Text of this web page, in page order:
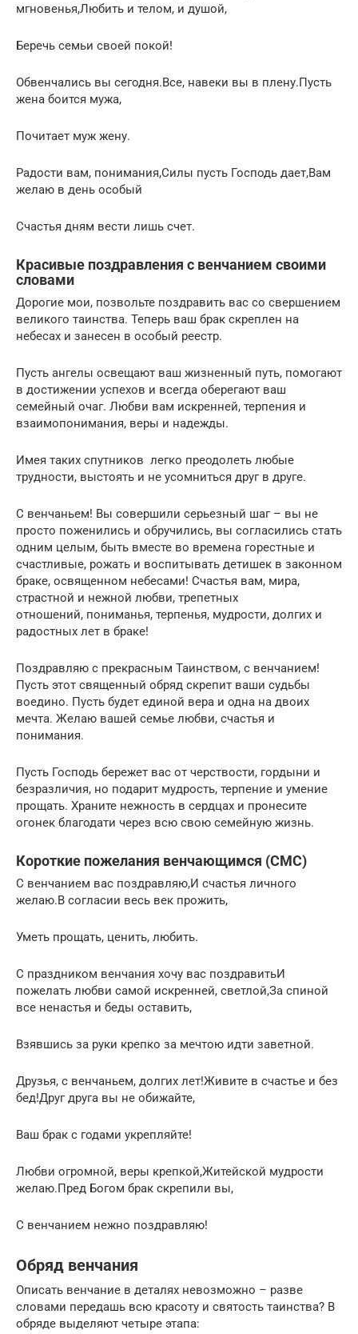
мгновенья,Любить и телом, и душой,
Беречь семьи своей покой!
Обвенчались вы сегодня.Все, навеки вы в плену.Пусть
жена боится мужа,
Почитает муж жену.
Радости вам, понимания,Силы пусть Господь дает,Вам
желаю в день особый
Счастья дням вести лишь счет.
Красивые поздравления с венчанием своими
словами
Дорогие мои, позвольте поздравить вас со свершением
великого таинства. Теперь ваш брак скреплен на
небесах и занесен в особый реестр.
Пусть ангелы освещают ваш жизненный путь, помогают
в достижении успехов и всегда оберегают ваш
семейный очаг. Любви вам искренней, терпения и
взаимопонимания, веры и надежды.
Имея таких спутников легко преодолеть любые
трудности, выстоять и не усомниться друг в друге.
С венчаньем! Вы совершили серьезный шаг – вы не
просто поженились и обручились, вы согласились стать
одним целым, быть вместе во времена горестные и
счастливые, рожать и воспитывать детишек в законном
браке, освященном небесами! Счастья вам, мира,
страстной и нежной любви, трепетных
отношений, пониманья, терпенья, мудрости, долгих и
радостных лет в браке!
Поздравляю с прекрасным Таинством, с венчанием!
Пусть этот священный обряд скрепит ваши судьбы
воедино. Пусть будет единой вера и одна на двоих
мечта. Желаю вашей семье любви, счастья и
понимания.
Пусть Господь бережет вас от черствости, гордыни и
безразличия, но подарит мудрость, терпение и умение
прощать. Храните нежность в сердцах и пронесите
огонек благодати через всю свою семейную жизнь.
Короткие пожелания венчающимся (СМС)
С венчанием вас поздравляю,И счастья личного
желаю.В согласии весь век прожить,
Уметь прощать, ценить, любить.
С праздником венчания хочу вас поздравитьИ
пожелать любви самой искренней, светлой,За спиной
все ненастья и беды оставить,
Взявшись за руки крепко за мечтою идти заветной.
Друзья, с венчаньем, долгих лет!Живите в счастье и без
бед!Друг друга вы не обижайте,
Ваш брак с годами укрепляйте!
Любви огромной, веры крепкой,Житейской мудрости
желаю.Пред Богом брак скрепили вы,
С венчанием нежно поздравляю!
Обряд венчания
Описать венчание в деталях невозможно – разве
словами передашь всю красоту и святость таинства? В
обряде выделяют четыре этапа: